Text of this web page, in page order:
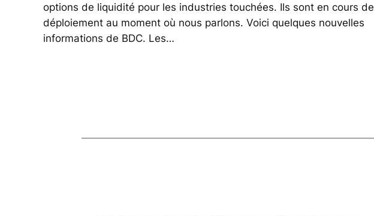
options de liquidité pour les industries touchées. Ils sont en cours de
déploiement au moment où nous parlons. Voici quelques nouvelles
informations de BDC. Les…